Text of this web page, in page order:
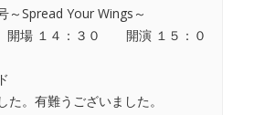
～Spread Your Wings～
場 １４：３０ 開演 １５：０
た。有難うございました。